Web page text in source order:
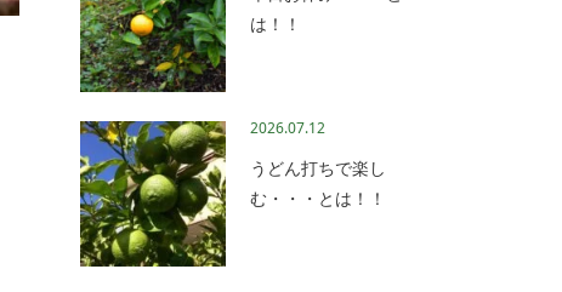
は！！
2026.07.12
うどん打ちで楽し
む・・・とは！！